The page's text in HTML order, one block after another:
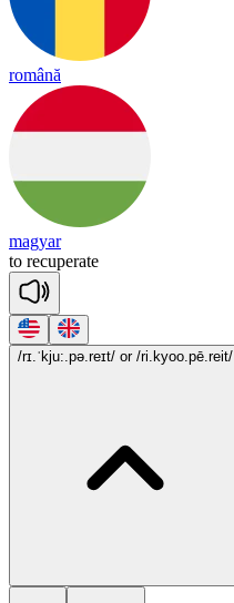
română
magyar
to recuperate
/rɪ.ˈkju:.pə.reɪt/ or /ri.kyoo.pē.reit/